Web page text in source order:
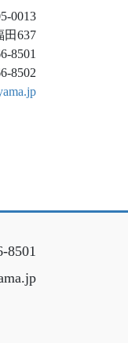
0013
田637
8501
8502
8501